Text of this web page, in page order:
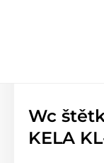
Wc
KELA